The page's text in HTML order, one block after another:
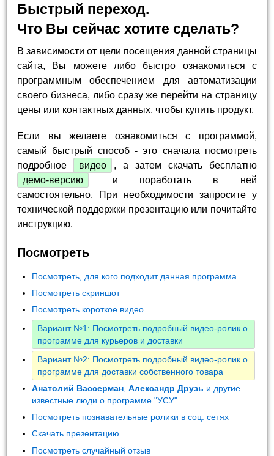
Быстрый переход.
Что Вы сейчас хотите сделать?
В зависимости от цели посещения данной страницы
сайта, Вы можете либо быстро ознакомиться с
программным обеспечением для автоматизации
своего бизнеса, либо сразу же перейти на страницу
цены или контактных данных, чтобы купить продукт.
Если вы желаете ознакомиться с программой,
самый быстрый способ - это сначала посмотреть
подробное
видео
, а затем скачать бесплатно
демо-версию
и поработать в ней
самостоятельно. При необходимости запросите у
технической поддержки презентацию или почитайте
инструкцию.
Посмотреть
Посмотреть, для кого подходит данная программа
Посмотреть скриншот
Посмотреть короткое видео
Вариант №1: Посмотреть подробный видео-ролик о
программе для курьеров и доставки
Вариант №2: Посмотреть подробный видео-ролик о
программе для доставки собственного товара
Анатолий Вассерман ,Александр Друзь и другие
известные люди о программе "УСУ"
Посмотреть познавательные ролики в соц. сетях
Скачать презентацию
Посмотреть случайный отзыв